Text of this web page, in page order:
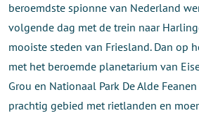
beroemdste spionne van Nederland
volgende dag met de trein naar
mooiste steden van Friesland. Dan op
met het beroemde planetarium van
Grou en Nationaal Park De Alde
prachtig gebied met rietlanden en